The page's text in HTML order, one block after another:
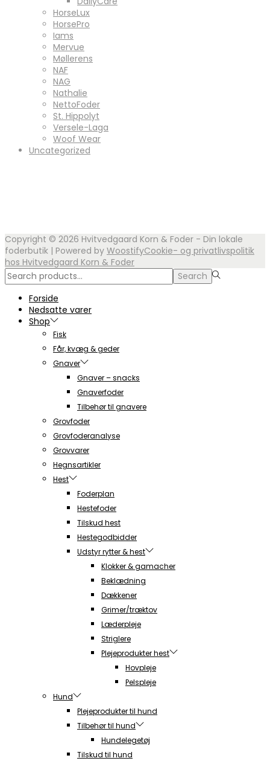
HorseLux
HorsePro
Iams
Mervue
Møllerens
NAF
NAG
Nathalie
NettoFoder
St. Hippolyt
Versele-Laga
Woof Wear
Uncategorized
Copyright © 2026 Hvitvedgaard Korn & Foder - Din lokale
foderbutik | Powered by WoostifyCookie- og privatlivspolitik
hos Hvitvedgaard Korn & Foder
Search
for:>
Search
Forside
Nedsatte varer
Shop
Fisk
Får, kvæg & geder
Gnaver
Gnaver – snacks
Gnaverfoder
Tilbehør til gnavere
Grovfoder
Grovfoderanalyse
Grovvarer
Hegnsartikler
Hest
Foderplan
Hestefoder
Tilskud hest
Hestegodbidder
Udstyr rytter & hest
Klokker & gamacher
Beklædning
Dækkener
Grimer/træktov
Læderpleje
Striglere
Plejeprodukter hest
Hovpleje
Pelspleje
Hund
Plejeprodukter til hund
Tilbehør til hund
Hundelegetøj
Tilskud til hund